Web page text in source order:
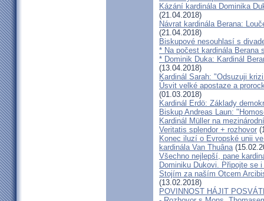
Kázání kardinála Dominika
(21.04.2018)
Návrat kardinála Berana:
(21.04.2018)
Biskupové nesouhlasí s
* Na počest kardinála
* Dominik Duka: Kardinál
(13.04.2018)
Kardinál Sarah: "Odsuzuji
Úsvit velké apostaze a
(01.03.2018)
Kardinál Erdö: Základy
Biskup Andreas Laun:
Kardinál Müller na
Veritatis splendor + rozhovor
Konec iluzí o Evropské unii
kardinála Van Thuâna
Všechno nejlepší, pane
Dominiku Dukovi. Připojte se
Stojím za naším Otcem
(13.02.2018)
POVINNOST HÁJIT